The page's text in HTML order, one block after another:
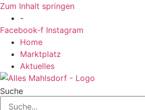
Zum Inhalt springen
-
Facebook-f Instagram
Home
Marktplatz
Aktuelles
Suche